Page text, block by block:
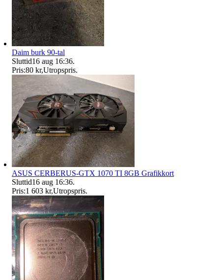
Daim burk 90-tal
Sluttid16 aug 16:36.
Pris:80 kr,Utropspris.
ASUS CERBERUS-GTX 1070 TI 8GB Grafikkort
Sluttid16 aug 16:36.
Pris:1 603 kr,Utropspris.